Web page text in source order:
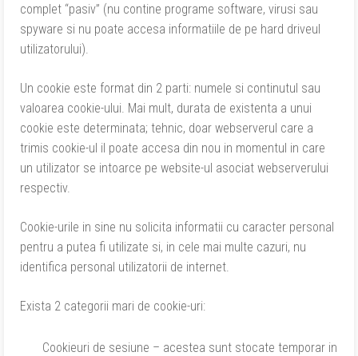
complet “pasiv” (nu contine programe software, virusi sau
spyware si nu poate accesa informatiile de pe hard driveul
utilizatorului).
Un cookie este format din 2 parti: numele si continutul sau
valoarea cookie-ului. Mai mult, durata de existenta a unui
cookie este determinata; tehnic, doar webserverul care a
trimis cookie-ul il poate accesa din nou in momentul in care
un utilizator se intoarce pe website-ul asociat webserverului
respectiv.
Cookie-urile in sine nu solicita informatii cu caracter personal
pentru a putea fi utilizate si, in cele mai multe cazuri, nu
identifica personal utilizatorii de internet.
Exista 2 categorii mari de cookie-uri:
Cookieuri de sesiune – acestea sunt stocate temporar in